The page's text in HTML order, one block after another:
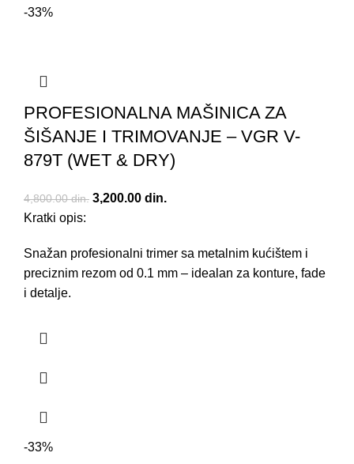
-33%
PROFESIONALNA MAŠINICA ZA
ŠIŠANJE I TRIMOVANJE – VGR V-
879T (WET & DRY)
4,800.00din. Originalna cena je bila: 4,800.00 din..
3,200.00 din.
Kratki opis:
Snažan profesionalni trimer sa metalnim kućištem i
preciznim rezom od 0.1 mm – idealan za konture, fade
i detalje.
-33%